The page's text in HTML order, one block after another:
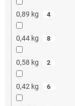
0,89 kg 4
0,44 kg 8
0,58 kg 2
0,42 kg 6